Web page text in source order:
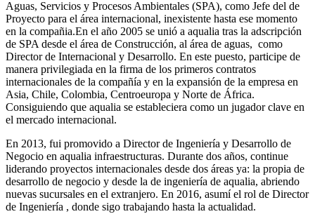
Aguas, Servicios y Procesos Ambientales (SPA), como Jefe del de
Proyecto para el área internacional, inexistente hasta ese momento
en la compañia.En el año 2005 se unió a aqualia tras la adscripción
de SPA desde el área de Construcción, al área de aguas, como
Director de Internacional y Desarrollo. En este puesto, participe de
manera privilegiada en la firma de los primeros contratos
internacionales de la compañía y en la expansión de la empresa en
Asia, Chile, Colombia, Centroeuropa y Norte de África.
Consiguiendo que aqualia se estableciera como un jugador clave en
el mercado internacional.
En 2013, fui promovido a Director de Ingeniería y Desarrollo de
Negocio en aqualia infraestructuras. Durante dos años, continue
liderando proyectos internacionales desde dos áreas ya: la propia de
desarrollo de negocio y desde la de ingeniería de aqualia, abriendo
nuevas sucursales en el extranjero. En 2016, asumí el rol de Director
de Ingeniería , donde sigo trabajando hasta la actualidad.